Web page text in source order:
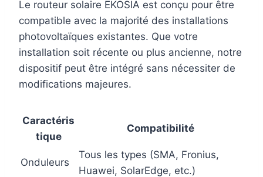
Le routeur solaire EKOSIA est conçu pour être
compatible avec la majorité des installations
photovoltaïques existantes. Que votre
installation soit récente ou plus ancienne, notre
dispositif peut être intégré sans nécessiter de
modifications majeures.
Caractéris
tique
Compatibilité
Onduleurs
Tous les types (SMA, Fronius,
Huawei, SolarEdge, etc.)